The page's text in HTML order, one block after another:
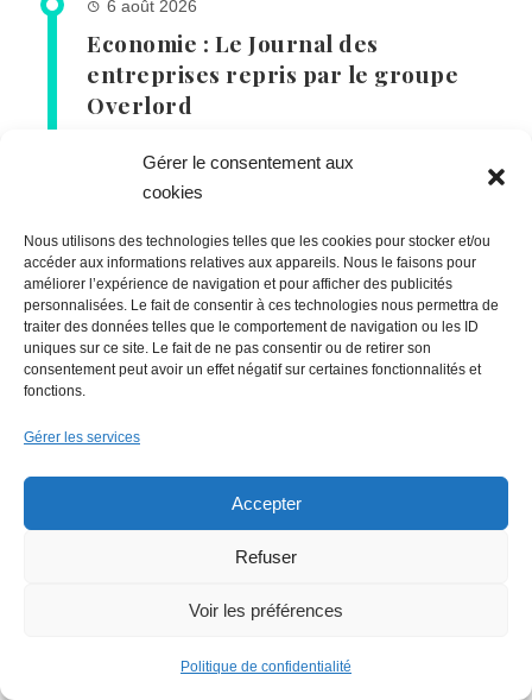
Gérer le consentement aux
cookies
Nous utilisons des technologies telles que les cookies pour stocker et/ou
accéder aux informations relatives aux appareils. Nous le faisons pour
améliorer l’expérience de navigation et pour afficher des publicités
personnalisées. Le fait de consentir à ces technologies nous permettra de
traiter des données telles que le comportement de navigation ou les ID
uniques sur ce site. Le fait de ne pas consentir ou de retirer son
consentement peut avoir un effet négatif sur certaines fonctionnalités et
fonctions.
Gérer les services
Accepter
Refuser
Voir les préférences
Politique de confidentialité
6 août 2026
Economie : Le Journal des
entreprises repris par le groupe
Overlord
5 août 2026
Emploi : une journée de
recrutement digne d’un film
5 août 2026
Actu Nantes : Fermeture de la
Déchèterie de Saint-Herblain
Faire un don (déductible des
impôts) à Hello Gazette